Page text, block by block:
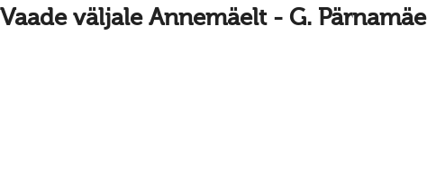
Vaade väljale Annemäelt - G. Pärnamäe